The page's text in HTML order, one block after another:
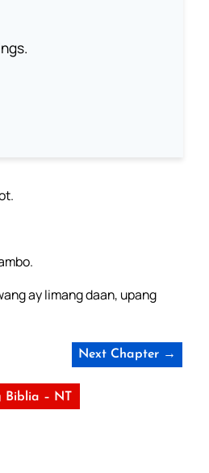
ay limang daan, upang
Next Chapter →
Biblia – NT